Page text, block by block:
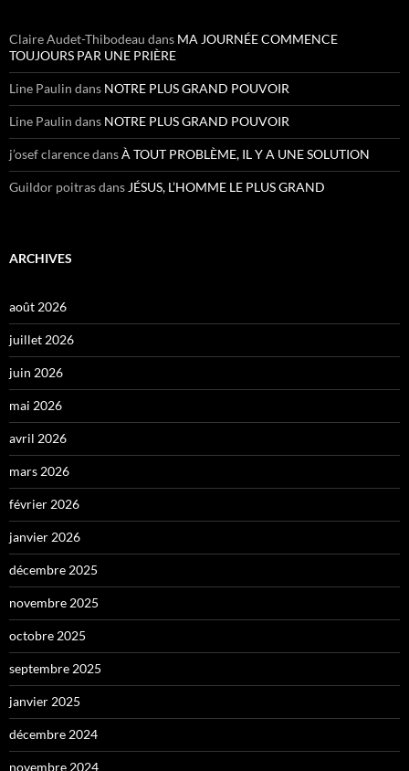
Claire Audet-Thibodeau dans MA JOURNÉE COMMENCE
TOUJOURS PAR UNE PRIÈRE
Line Paulin dans NOTRE PLUS GRAND POUVOIR
Line Paulin dans NOTRE PLUS GRAND POUVOIR
j’osef clarencedansÀ TOUT PROBLÈME, IL Y A UNE SOLUTION
Guildor poitrasdans JÉSUS, L’HOMME LE PLUS GRAND
ARCHIVES
août 2026
juillet 2026
juin 2026
mai 2026
avril 2026
mars 2026
février 2026
janvier 2026
décembre 2025
novembre 2025
octobre 2025
septembre 2025
janvier 2025
décembre 2024
novembre 2024